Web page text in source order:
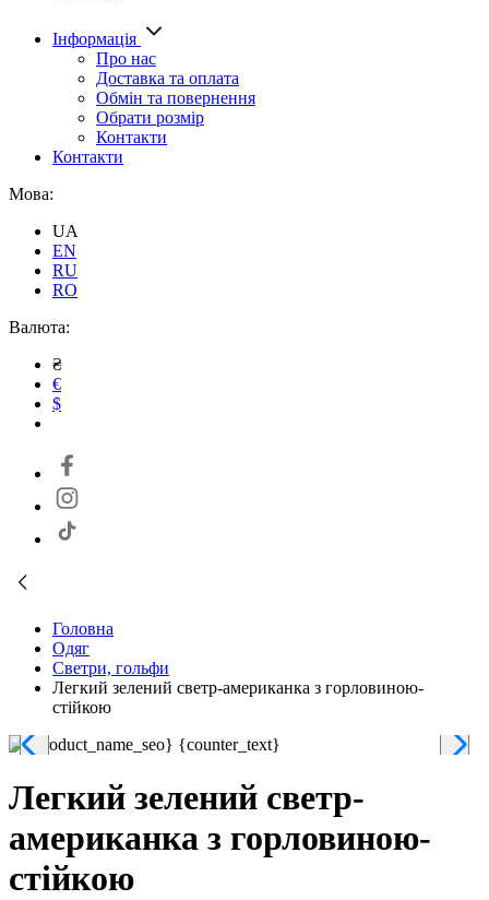
Інформація
Про нас
Доставка та оплата
Обмін та повернення
Обрати розмір
Контакти
Контакти
Мова:
UA
EN
RU
RO
Валюта:
₴
€
$
Головна
Одяг
Светри, гольфи
Легкий зелений светр-американка з горловиною-
стійкою
Легкий зелений светр-
американка з горловиною-
стійкою